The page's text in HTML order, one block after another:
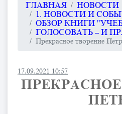
ГЛАВНАЯ
НОВОСТИ
1. НОВОСТИ И
ОБЗОР КНИГИ
ГОЛОСОВАТЬ – И
Прекрасное творение
17.09.2021 10:57